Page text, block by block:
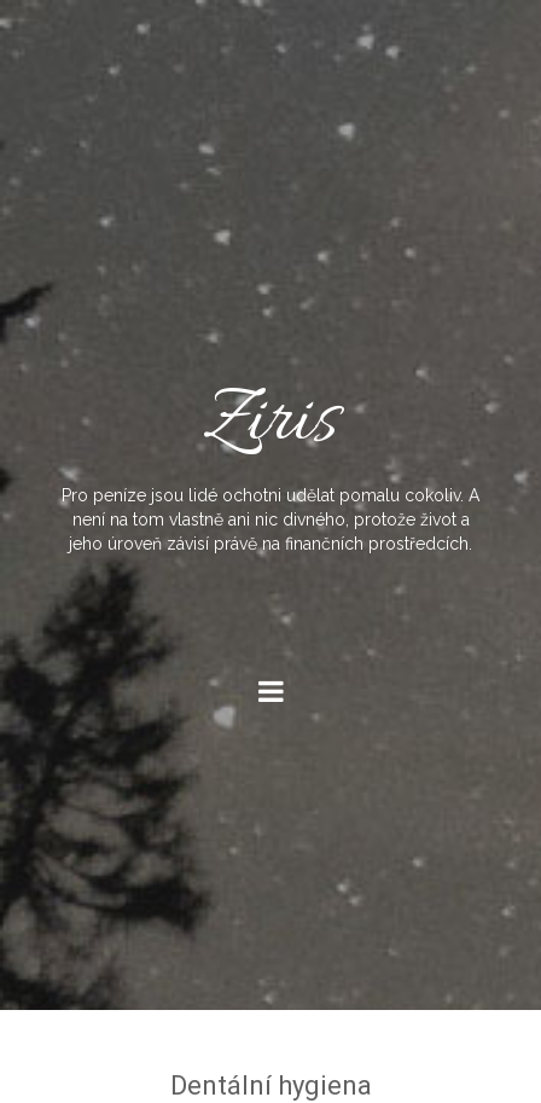
content
Ziris
Pro peníze jsou lidé ochotni udělat pomalu cokoliv. A
není na tom vlastně ani nic divného, protože život a
jeho úroveň závisí právě na finančních prostředcích.
Dentální hygiena